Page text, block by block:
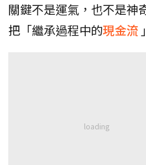
關鍵不是運氣，也不是神
把「繼承過程中的現金流